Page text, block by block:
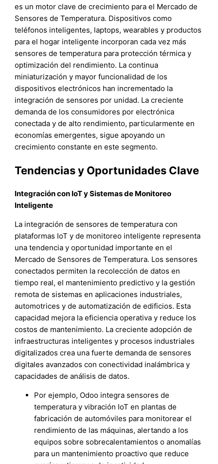
es un motor clave de crecimiento para el Mercado de
Sensores de Temperatura. Dispositivos como
teléfonos inteligentes, laptops, wearables y productos
para el hogar inteligente incorporan cada vez más
sensores de temperatura para protección térmica y
optimización del rendimiento. La continua
miniaturización y mayor funcionalidad de los
dispositivos electrónicos han incrementado la
integración de sensores por unidad. La creciente
demanda de los consumidores por electrónica
conectada y de alto rendimiento, particularmente en
economías emergentes, sigue apoyando un
crecimiento constante en este segmento.
Tendencias y Oportunidades Clave
Integración con IoT y Sistemas de Monitoreo
Inteligente
La integración de sensores de temperatura con
plataformas IoT y de monitoreo inteligente representa
una tendencia y oportunidad importante en el
Mercado de Sensores de Temperatura. Los sensores
conectados permiten la recolección de datos en
tiempo real, el mantenimiento predictivo y la gestión
remota de sistemas en aplicaciones industriales,
automotrices y de automatización de edificios. Esta
capacidad mejora la eficiencia operativa y reduce los
costos de mantenimiento. La creciente adopción de
infraestructuras inteligentes y procesos industriales
digitalizados crea una fuerte demanda de sensores
digitales avanzados con conectividad inalámbrica y
capacidades de análisis de datos.
Por ejemplo, Odoo integra sensores de
temperatura y vibración IoT en plantas de
fabricación de automóviles para monitorear el
rendimiento de las máquinas, alertando a los
equipos sobre sobrecalentamientos o anomalías
para un mantenimiento proactivo que reduce